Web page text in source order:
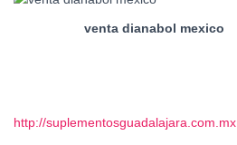
venta dianabol mexico
http://suplementosguadalajara.com.mx